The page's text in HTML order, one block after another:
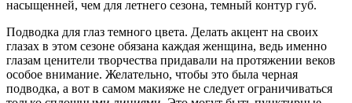
насыщенней, чем для летнего сезона, темный контур губ.
Подводка для глаз темного цвета. Делать акцент на своих
глазах в этом сезоне обязана каждая женщина, ведь именно
глазам ценители творчества придавали на протяжении веков
особое внимание. Желательно, чтобы это была черная
подводка, а вот в самом макияже не следует ограничиваться